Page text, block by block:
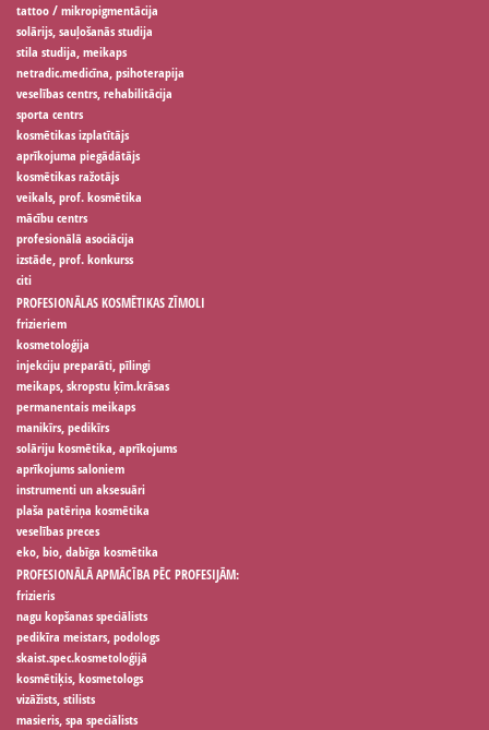
tattoo / mikropigmentācija
solārijs, sauļošanās studija
stila studija, meikaps
netradic.medicīna, psihoterapija
veselības centrs, rehabilitācija
sporta centrs
kosmētikas izplatītājs
aprīkojuma piegādātājs
kosmētikas ražotājs
veikals, prof. kosmētika
mācību centrs
profesionālā asociācija
izstāde, prof. konkurss
citi
PROFESIONĀLAS KOSMĒTIKAS ZĪMOLI
frizieriem
kosmetoloģija
injekciju preparāti, pīlingi
meikaps, skropstu ķīm.krāsas
permanentais meikaps
manikīrs, pedikīrs
solāriju kosmētika, aprīkojums
aprīkojums saloniem
instrumenti un aksesuāri
plaša patēriņa kosmētika
veselības preces
eko, bio, dabīga kosmētika
PROFESIONĀLĀ APMĀCĪBA PĒC PROFESIJĀM:
frizieris
nagu kopšanas speciālists
pedikīra meistars, podologs
skaist.spec.kosmetoloģijā
kosmētiķis, kosmetologs
vizāžists, stilists
masieris, spa speciālists